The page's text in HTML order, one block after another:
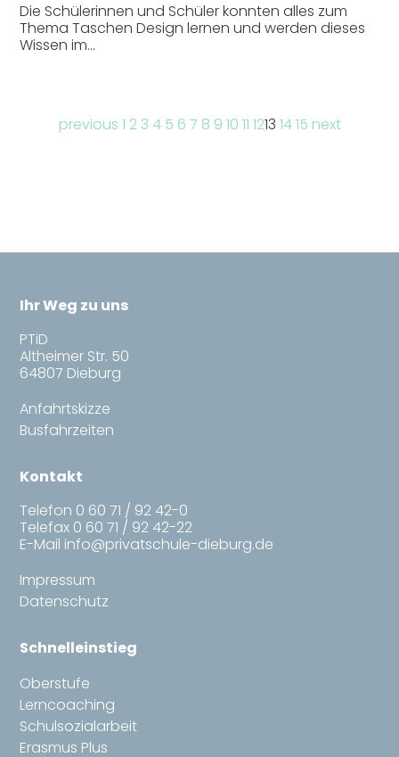
Die Schülerinnen und Schüler konnten alles zum
Thema Taschen Design lernen und werden dieses
Wissen im…
previous 1 2 3 4 5 6 7 8 9 10 11 1213 1415 next
Ihr Weg zu uns
PTiD
Altheimer Str. 50
64807 Dieburg
Anfahrtskizze
Busfahrzeiten
Kontakt
Telefon 0 60 71 / 92 42-0
Telefax 0 60 71 / 92 42-22
E-Mail info@privatschule-dieburg.de
Impressum
Datenschutz
Schnelleinstieg
Oberstufe
Lerncoaching
Schulsozialarbeit
Erasmus Plus